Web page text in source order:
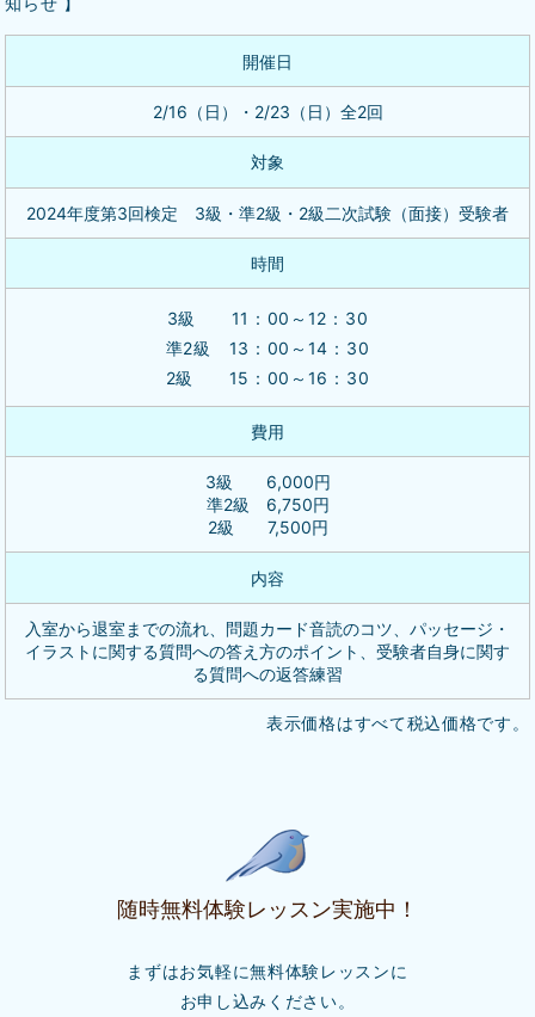
開催日
2/16（日）・2/23（日）全2回
対象
2024年度第3回検定 3級・準2級・2級二次試験（面接）受験者
時間
3級 11：00～12：30
準2級 13：00～14：30
2級 15：00～16：30
費用
3級 6,000円
準2級 6,750円
2級 7,500円
内容
入室から退室までの流れ、問題カード音読のコツ、パッセージ・
イラストに関する質問への答え方のポイント、受験者自身に関す
る質問への返答練習
表示価格はすべて税込価格です。
随時無料体験レッスン実施中！
まずはお気軽に無料体験レッスンに
お申し込みください。